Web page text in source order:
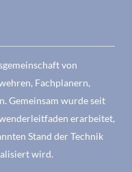
von
Fachplanern,
Gemeinsam wurde seit
erarbeitet,
Stand der Technik
wird.